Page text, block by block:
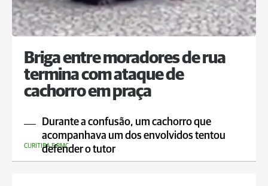
Briga entre moradores de rua
termina com ataque de
cachorro em praça
Durante a confusão, um cachorro que
acompanhava um dos envolvidos tentou
defender o tutor
CURITIBA E RMC